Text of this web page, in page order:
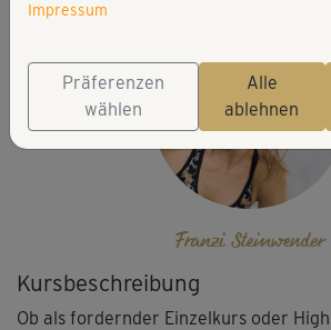
Kursbeschreibung
Ob als fordernder Einzelkurs oder
Franzi Steinwender
Impressum
Präferenzen
wählen
Alle
ablehnen